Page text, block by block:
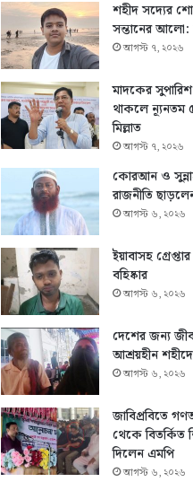
শহীদ সদ্যের
সন্তানের
আগস্ট ৭, ২০২৬
মাদকের
থাকলে ন্যূনতম ৫
মিল্লাত
আগস্ট ৭, ২০২৬
কোরআন ও
রাজনীতি
আগস্ট ৬, ২০২৬
ইয়াবাসহ
বহিষ্কার
আগস্ট ৬, ২০২৬
দেশের জন্য
আশ্রয়হীন
আগস্ট ৬, ২০২৬
জাবিপ্রবিতে
থেকে বিতর্কিত
দিলেন এমপি
আগস্ট ৬, ২০২৬